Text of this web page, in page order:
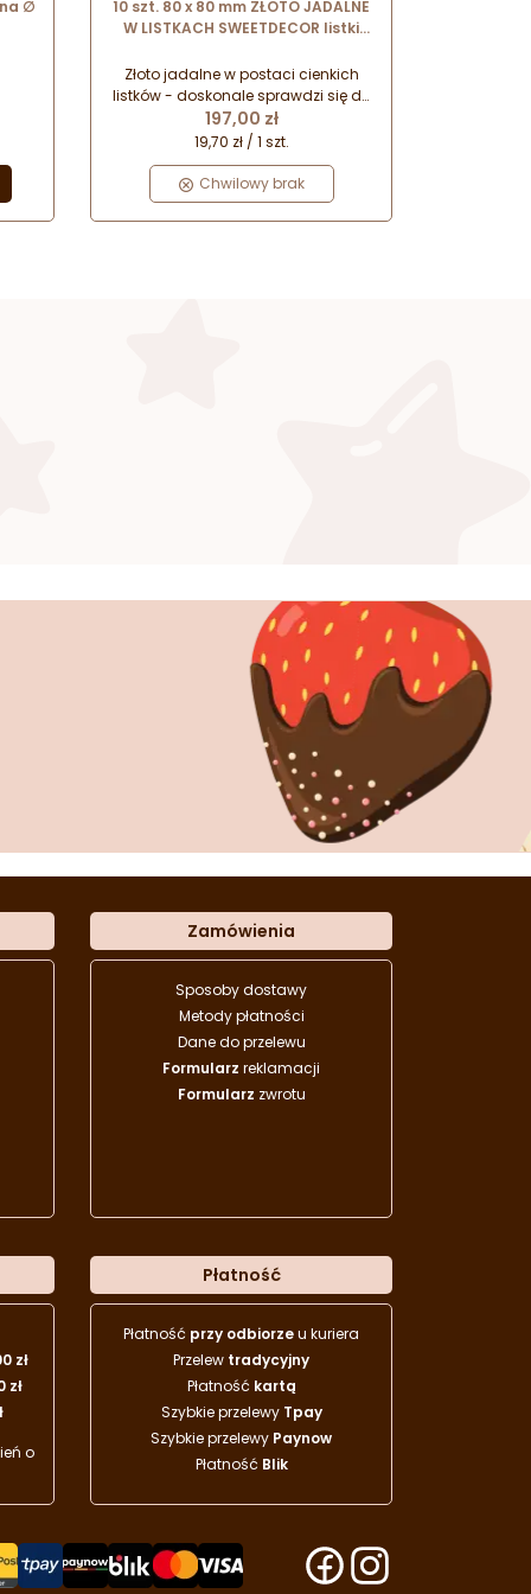
∅
10 szt. 80 x 80 mm ZŁOTO JADALNE
W LISTKACH SWEETDECOR listki
Złoto jadalne w postaci cienkich
listków - doskonale sprawdzi się do
dekoracji eleganckich potraw i
deserów.
Cena
197,00 zł
19,70 zł / 1 szt.
Chwilowy brak
Zamówienia
Sposoby dostawy
Metody płatności
Dane do przelewu
Formularz reklamacji
Formularz zwrotu
zł
zł
o
Płatność
Płatność przy odbiorzeu kuriera
Przelew tradycyjny
Płatność kartą
Szybkie przelewy Tpay
Szybkie przelewy Paynow
Płatność Blik